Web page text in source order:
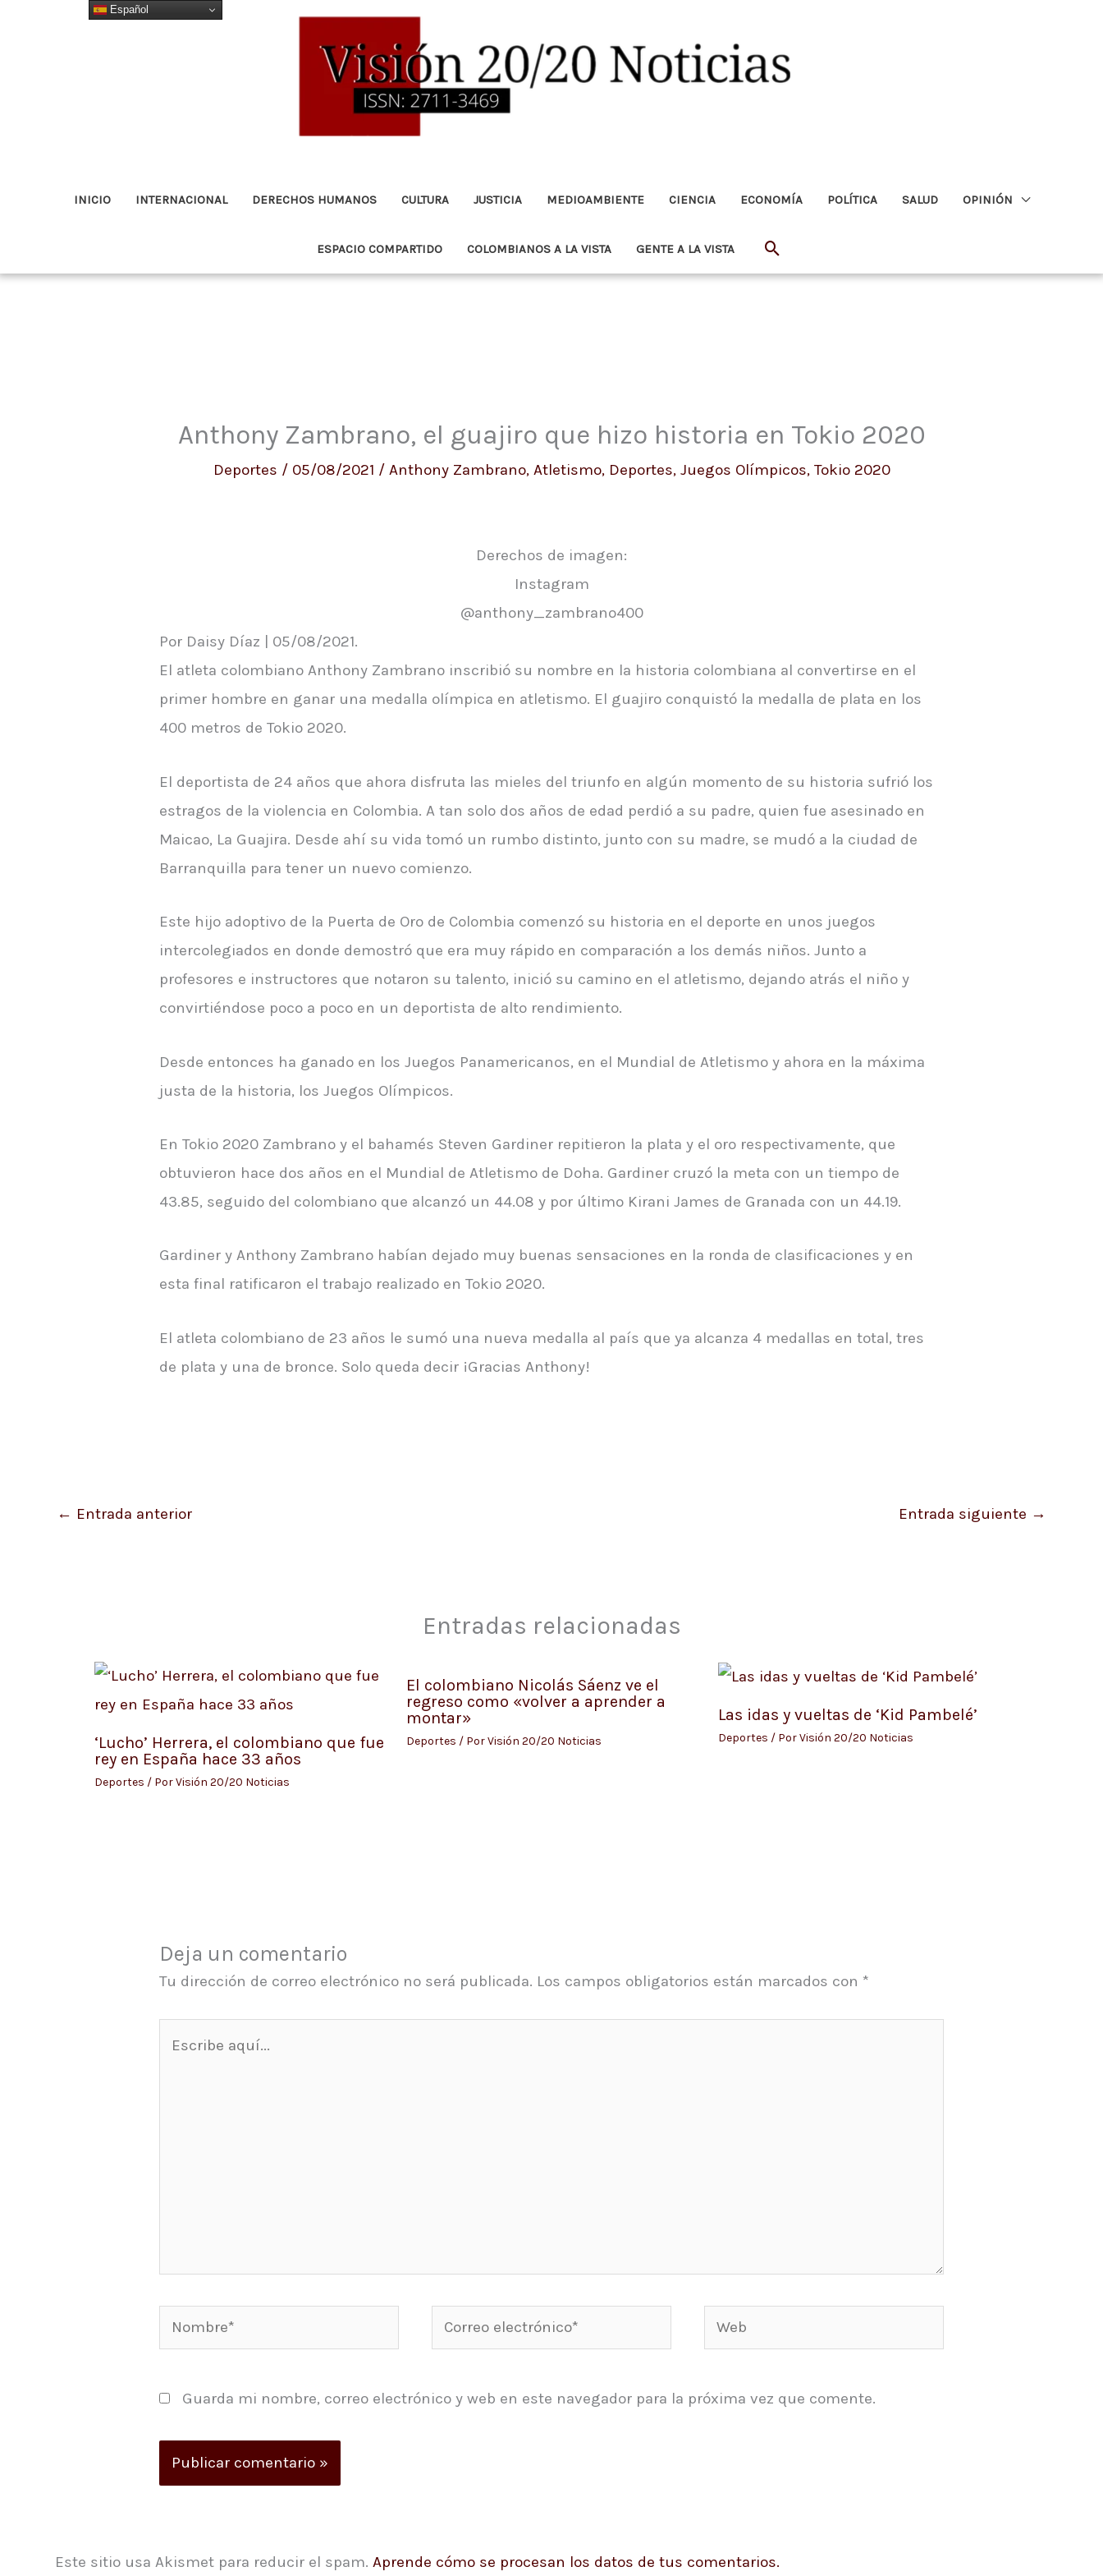
INICIO INTERNACIONAL DERECHOS HUMANOS CULTURA JUSTICIA MEDIOAMBIENTE CIENCIA ECONOMÍA POLÍTICA SALUD OPINIÓN
ESPACIO COMPARTIDO COLOMBIANOS A LA VISTA GENTE A LA VISTA Buscar
Anthony Zambrano, el guajiro que hizo historia en Tokio 2020
Deportes / 05/08/2021 / Anthony Zambrano, Atletismo, Deportes, Juegos Olímpicos, Tokio 2020
Derechos de imagen:
Instagram
@anthony_zambrano400
Por Daisy Díaz | 05/08/2021.
El atleta colombiano Anthony Zambrano inscribió su nombre en la historia colombiana al convertirse en el
primer hombre en ganar una medalla olímpica en atletismo. El guajiro conquistó la medalla de plata en los
400 metros de Tokio 2020.
El deportista de 24 años que ahora disfruta las mieles del triunfo en algún momento de su historia sufrió los
estragos de la violencia en Colombia. A tan solo dos años de edad perdió a su padre, quien fue asesinado en
Maicao, La Guajira. Desde ahí su vida tomó un rumbo distinto, junto con su madre, se mudó a la ciudad de
Barranquilla para tener un nuevo comienzo.
Este hijo adoptivo de la Puerta de Oro de Colombia comenzó su historia en el deporte en unos juegos
intercolegiados en donde demostró que era muy rápido en comparación a los demás niños. Junto a
profesores e instructores que notaron su talento, inició su camino en el atletismo, dejando atrás el niño y
convirtiéndose poco a poco en un deportista de alto rendimiento.
Desde entonces ha ganado en los Juegos Panamericanos, en el Mundial de Atletismo y ahora en la máxima
justa de la historia, los Juegos Olímpicos.
En Tokio 2020 Zambrano y el bahamés Steven Gardiner repitieron la plata y el oro respectivamente, que
obtuvieron hace dos años en el Mundial de Atletismo de Doha. Gardiner cruzó la meta con un tiempo de
43.85, seguido del colombiano que alcanzó un 44.08 y por último Kirani James de Granada con un 44.19.
Gardiner y Anthony Zambrano habían dejado muy buenas sensaciones en la ronda de clasificaciones y en
esta final ratificaron el trabajo realizado en Tokio 2020.
El atleta colombiano de 23 años le sumó una nueva medalla al país que ya alcanza 4 medallas en total, tres
de plata y una de bronce. Solo queda decir ¡Gracias Anthony!
← Entrada anterior Entrada siguiente →
Entradas relacionadas
‘Lucho’ Herrera, el colombiano que fue
rey en España hace 33 años
Deportes / PorVisión 20/20 Noticias
El colombiano Nicolás Sáenz ve el
regreso como «volver a aprender a
montar»
Deportes / PorVisión 20/20 Noticias
Las idas y vueltas de ‘Kid Pambelé’
Deportes / PorVisión 20/20 Noticias
Deja un comentario
Tu dirección de correo electrónico no será publicada. Los campos obligatorios están marcados con *
Nombre*
Correo
electrónico*
Web
Guarda mi nombre, correo electrónico y web en este navegador para la próxima vez que comente.
Este sitio usa Akismet para reducir el spam. Aprende cómo se procesan los datos de tus comentarios.
Español